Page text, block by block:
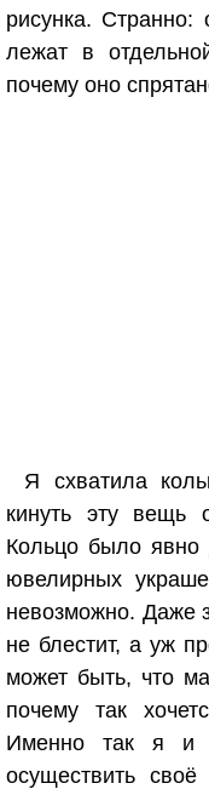
рисунка. Странно:
лежат в
почему оно
Я схватила
кинуть эту вещь
Кольцо было явно
ювелирных
невозможно. Даже
не блестит, а уж
может быть, что
почему так
Именно так я и
осуществить